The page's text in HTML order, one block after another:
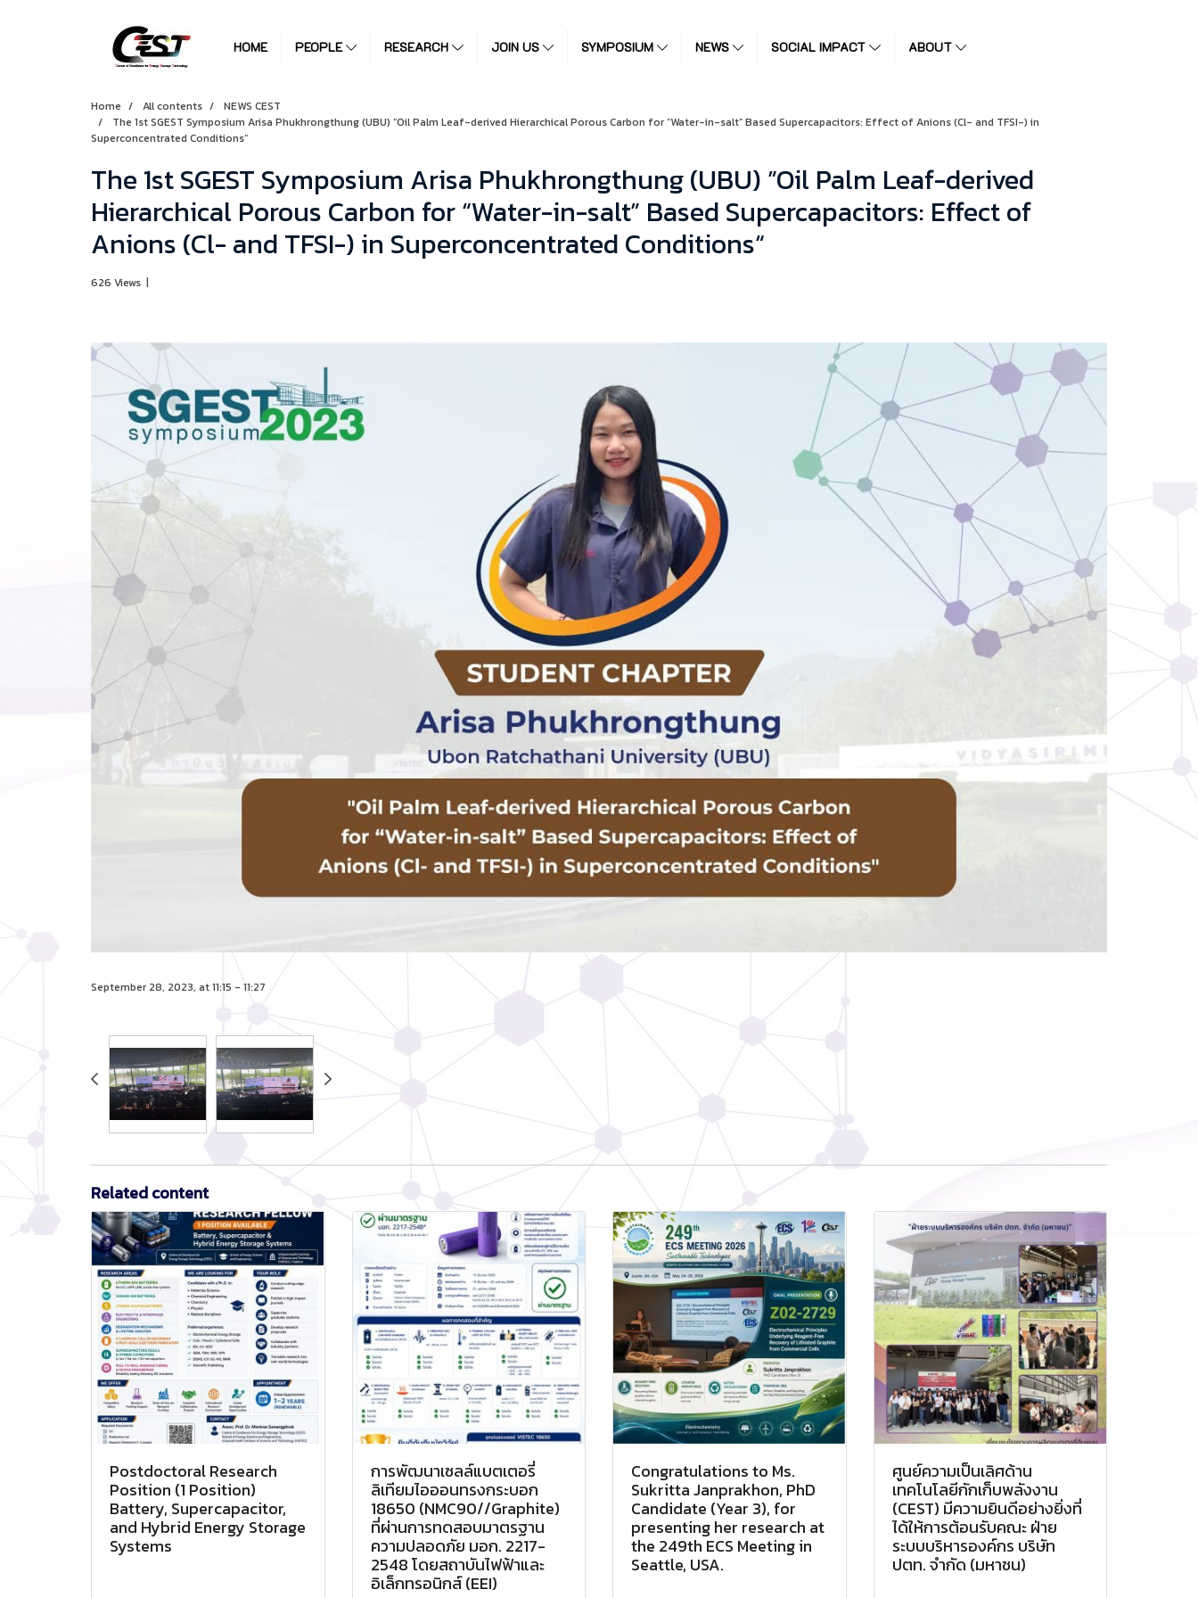
HOME PEOPLE RESEARCH JOIN US SYMPOSIUM NEWS SOCIAL IMPACT ABOUT
Home All contents
NEWS CEST
The 1st SGEST Symposium Arisa Phukhrongthung (UBU) ”Oil Palm Leaf-derived Hierarchical Porous Carbon for “Water-in-salt” Based Supercapacitors: Effect of Anions (Cl- and TFSI-) in
Superconcentrated Conditions“
The 1st SGEST Symposium Arisa Phukhrongthung (UBU) ”Oil Palm Leaf-derived
Hierarchical Porous Carbon for “Water-in-salt” Based Supercapacitors: Effect of
Anions (Cl- and TFSI-) in Superconcentrated Conditions“
626 Views |
September 28, 2023, at 11:15 - 11:27
Related content
Postdoctoral Research
Position (1 Position)
Battery, Supercapacitor,
and Hybrid Energy Storage
Systems
การพัฒนาเซลล์แบตเตอรี่
ลิเทียมไอออนทรงกระบอก
18650 (NMC90//Graphite)
ที่ผ่านการทดสอบมาตรฐาน
ความปลอดภัย มอก. 2217-
2548 โดยสถาบันไฟฟ้าและ
อิเล็กทรอนิกส์ (EEI)
Congratulations to Ms.
Sukritta Janprakhon, PhD
Candidate (Year 3), for
presenting her research at
the 249th ECS Meeting in
Seattle, USA.
ศูนย์ความเป็นเลิศด้าน
เทคโนโลยีกักเก็บพลังงาน
(CEST) มีความยินดีอย่างยิ่งที่
ได้ให้การต้อนรับคณะ ฝ่าย
ระบบบริหารองค์กร บริษัท
ปตท. จำกัด (มหาชน)